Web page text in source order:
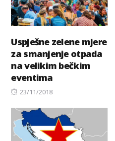
Uspješne zelene mjere
za smanjenje otpada
na velikim bečkim
eventima
Posted
23/11/2018